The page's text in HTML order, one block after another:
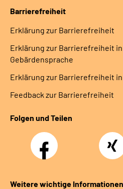
Barrierefreiheit
Erklärung zur Barrierefreiheit
Erklärung zur Barrierefreiheit
Gebärdensprache
Erklärung zur Barrierefreiheit
Feedback zur Barrierefreiheit
Folgen und Teilen
Facebook Xing
Weitere wichtige Informationen